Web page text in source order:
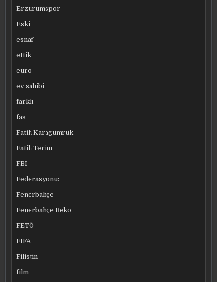
Erzurumspor
Eski
esnaf
ettik
euro
ev sahibi
farklı
fas
Fatih Karagümrük
Fatih Terim
FBI
Federasyonu:
Fenerbahçe
Fenerbahçe Beko
FETÖ
FIFA
Filistin
film